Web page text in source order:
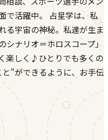
で活躍中。 占星学は、私
る宇宙の神秘。私達が生ま
シナリオ＝ホロスコープ」
楽しく♪ひとりでも多くの
"ができるように、お手伝